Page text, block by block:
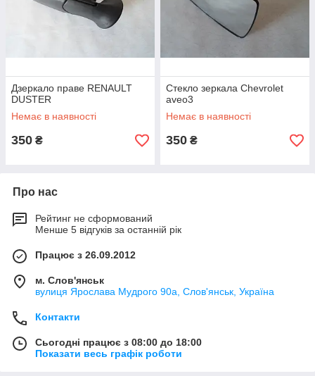
Дзеркало праве RENAULT
DUSTER
Немає в наявності
350 ₴
Стекло зеркала Chevrolet
aveo3
Немає в наявності
350 ₴
Про нас
Рейтинг не сформований
Менше 5 відгуків за останній рік
Працює з 26.09.2012
м. Слов'янськ
вулиця Ярослава Мудрого 90а, Слов'янськ, Україна
Контакти
Сьогодні працює з 08:00 до 18:00
Показати весь графік роботи